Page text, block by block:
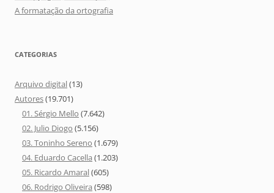
A formatação da ortografia
CATEGORIAS
Arquivo digital(13)
Autores(19.701)
01. Sérgio Mello (7.642)
02. Julio Diogo (5.156)
03. Toninho Sereno (1.679)
04. Eduardo Cacella (1.203)
05. Ricardo Amaral(605)
06. Rodrigo Oliveira (598)